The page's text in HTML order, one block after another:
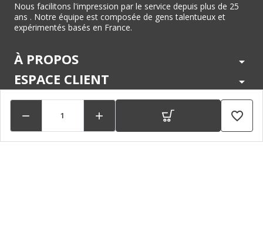
  favorite_border
Nous facilitons l'impression par le service depuis plus de 25
ans . Notre équipe est composée de gens talentueux et
expérimentés basés en France.
À PROPOS arrow_drop_down
ESPACE CLIENT arrow_drop_down
CENTRE D'AIDE arrow_drop_down
LÉGAL arrow_drop_down
MARQUES arrow_drop_down